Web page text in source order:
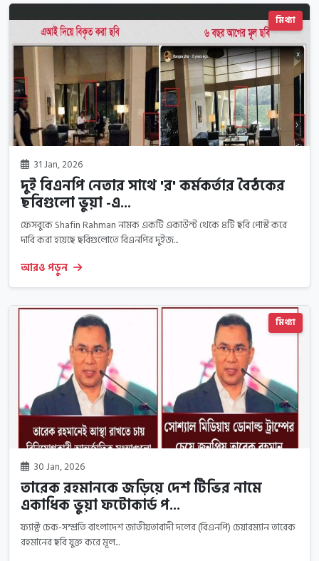
মিথ্যা
31 Jan, 2026
দুই বিএনপি নেতার সাথে 'র' কর্মকর্তার বৈঠকের
ছবিগুলো ভুয়া -এ...
ফেসবুকে Shafin Rahman নামক একটি একাউন্ট থেকে ৪টি ছবি পোস্ট করে
দাবি করা হয়েছে ছবিগুলোতে বিএনপির দুইজ...
আরও পড়ুন
মিথ্যা
30 Jan, 2026
তারেক রহমানকে জড়িয়ে দেশ টিভির নামে
একাধিক ভুয়া ফটোকার্ড প...
ফ্যাক্ট চেক-সম্প্রতি বাংলাদেশ জাতীয়তাবাদী দলের (বিএনপি) চেয়ারম্যান তারেক
রহমানের ছবি যুক্ত করে মূল...